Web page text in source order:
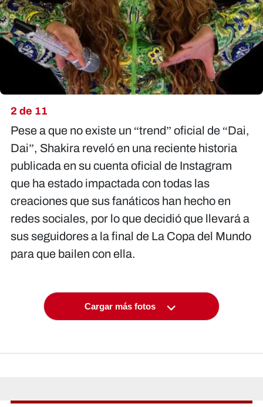
2 de 11
Pese a que no existe un “trend” oficial de “Dai,
Dai”, Shakira reveló en una reciente historia
publicada en su cuenta oficial de Instagram
que ha estado impactada con todas las
creaciones que sus fanáticos han hecho en
redes sociales, por lo que decidió que llevará a
sus seguidores a la final de La Copa del Mundo
para que bailen con ella.
Cargar más fotos